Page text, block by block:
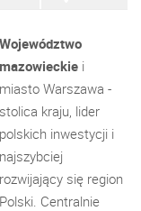
Województwo
mazowieckie i
miasto Warszawa -
stolica kraju, lider
polskich inwestycji i
najszybciej
rozwijający się region
Polski. Centralnie